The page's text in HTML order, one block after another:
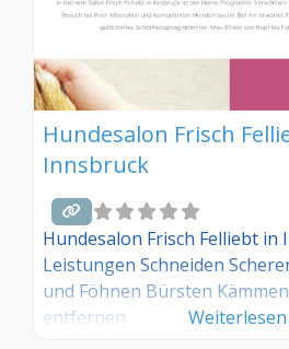
Hundesalon Frisch
Innsbruck
Hundesalon Frisch Felliebt in
Leistungen Schneiden
und Föhnen Bürsten
entfernen